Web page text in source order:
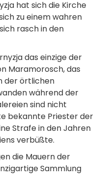
hat sich die Kirche
zu einem wahren
rasch in den
das einzige der
Maramorosch, das
der örtlichen
während der
sind nicht
bekannte Priester der
Strafe in den Jahren
verbüßte.
die Mauern der
Sammlung